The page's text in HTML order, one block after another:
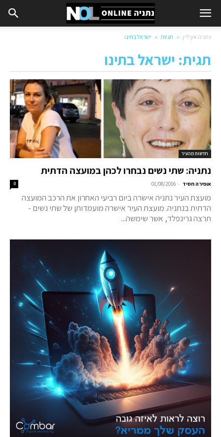
נתניה און ליין תגיות ישראל בתינו
תגית: ישראל בתינו
חדשות מהעיר
נתניה: שתי נשים נבחרו לכהן במועצה הדתית
אופירה חסיד -
01/08/2016
0
מועצת העיר נתניה אישרה ביום רביעי האחרון את הרכב המועצה
הדתית בנתניה. מועצת העיר אישרה מועמדותן של שתי נשים -
תרצה גרינפלד, אשר שימשה...